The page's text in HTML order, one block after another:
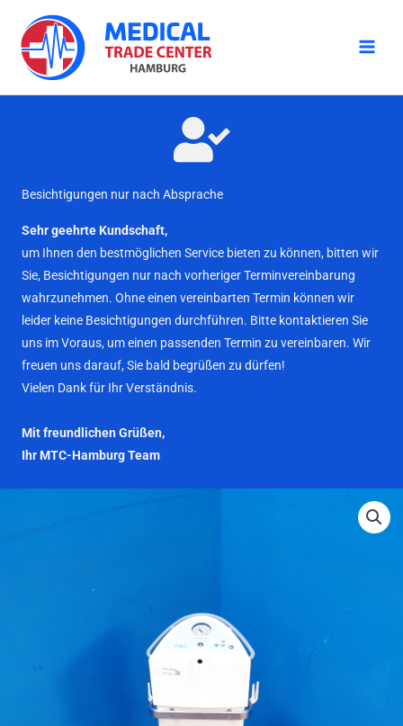
Inhalt
springen
Besichtigungen nur nach Absprache
Sehr geehrte Kundschaft,
um Ihnen den bestmöglichen Service bieten zu können, bitten wir
Sie, Besichtigungen nur nach vorheriger Terminvereinbarung
wahrzunehmen. Ohne einen vereinbarten Termin können wir
leider keine Besichtigungen durchführen. Bitte kontaktieren Sie
uns im Voraus, um einen passenden Termin zu vereinbaren. Wir
freuen uns darauf, Sie bald begrüßen zu dürfen!
Vielen Dank für Ihr Verständnis.
Mit freundlichen Grüßen,
Ihr MTC-Hamburg Team